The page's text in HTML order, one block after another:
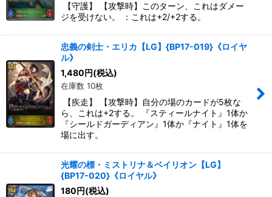
【守護】 【攻撃時】このターン、これはダメー
ジを受けない。 ：これは+2/+2する。
忠義の剣士・エリカ【LG】{BP17-019}《ロイヤ
ル》
1,480円(税込)
在庫数 10枚
【疾走】 【攻撃時】自分の場のカードが5枚な
ら、これは+2する。 『スティールナイト』1体か
『シールドガーディアン』1体か『ナイト』1体を
場に出す。
光耀の標・ミストリナ＆ベイリオン【LG】
{BP17-020}《ロイヤル》
180円(税込)